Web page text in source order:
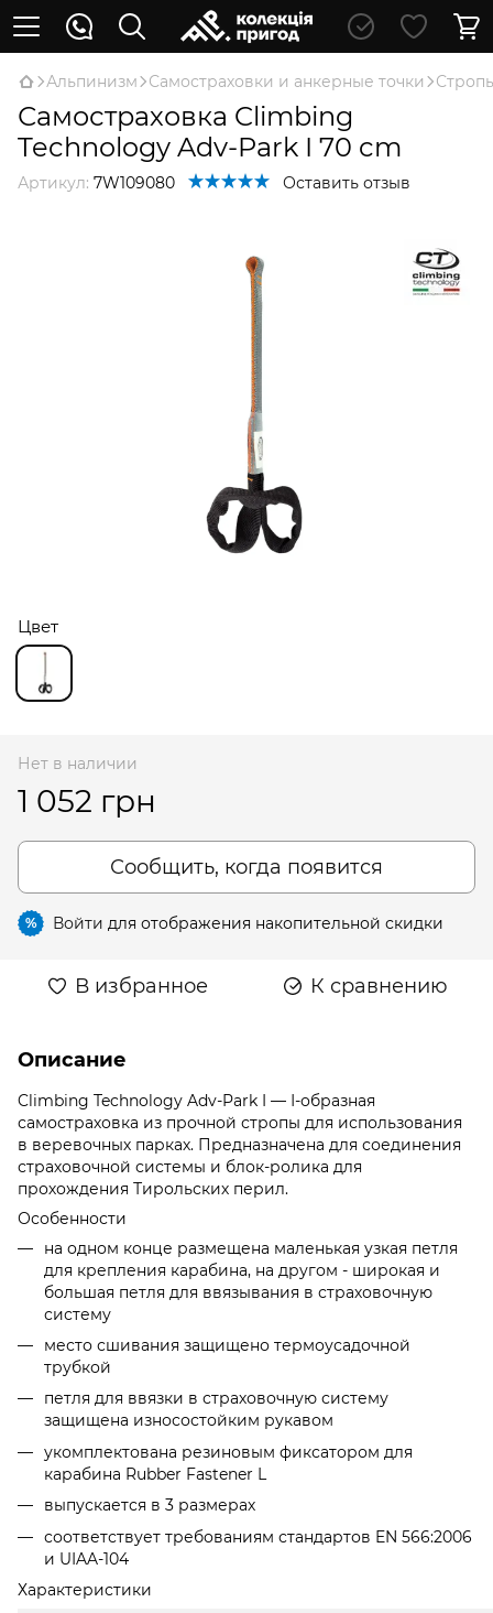
Альпинизм Самостраховки и анкерные точки
Самостраховка Climbing
Technology Adv-Park I 70 cm
Артикул: 7W109080 Оставить отзыв
Цвет
Нет в наличии
1 052 грн
Сообщить, когда появится
% Войти для отображения накопительной скидки
В избранное К сравнению
Описание
Climbing Technology Adv-Park I — І-образная
самостраховка из прочной стропы для использования
в веревочных парках. Предназначена для соединения
страховочной системы и блок-ролика для
прохождения Тирольских перил.
Особенности
на одном конце размещена маленькая узкая петля
для крепления карабина, на другом - широкая и
большая петля для ввязывания в страховочную
систему
место сшивания защищено термоусадочной
трубкой
петля для ввязки в страховочную систему
защищена износостойким рукавом
укомплектована резиновым фиксатором для
карабина Rubber Fastener L
выпускается в 3 размерах
соответствует требованиям стандартов EN 566:2006
и UIAA-104
Характеристики